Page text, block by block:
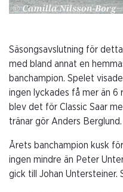
Säsongsavslutning för
med bland annat en
banchampion. Spelet
ingen lyckades få mer än
blev det för Classic Saar
tränar gör Anders Berglund.
Årets banchampion kusk
ingen mindre än Peter
gick till Johan Untersteiner.